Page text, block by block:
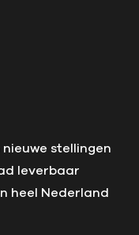
Marktplaats
op LinkedIn
stellingen
leverbaar
heel Nederland